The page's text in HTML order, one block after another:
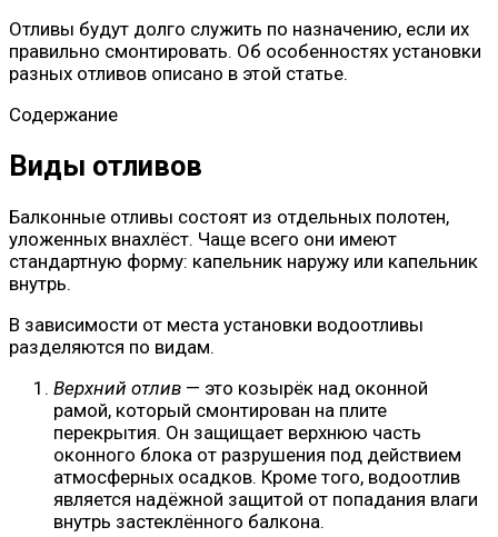
Отливы будут долго служить по назначению, если их
правильно смонтировать. Об особенностях установки
разных отливов описано в этой статье.
Содержание
Виды отливов
Балконные отливы состоят из отдельных полотен,
уложенных внахлёст. Чаще всего они имеют
стандартную форму: капельник наружу или капельник
внутрь.
В зависимости от места установки водоотливы
разделяются по видам.
Верхний отлив — это козырёк над оконной
рамой, который смонтирован на плите
перекрытия. Он защищает верхнюю часть
оконного блока от разрушения под действием
атмосферных осадков. Кроме того, водоотлив
является надёжной защитой от попадания влаги
внутрь застеклённого балкона.